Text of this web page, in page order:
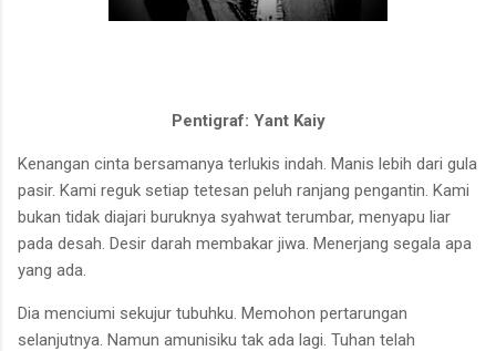
Pentigraf: Yant Kaiy
Kenangan cinta bersamanya terlukis indah. Manis lebih dari gula
pasir. Kami reguk setiap tetesan peluh ranjang pengantin. Kami
bukan tidak diajari buruknya syahwat terumbar, menyapu liar
pada desah. Desir darah membakar jiwa. Menerjang segala apa
yang ada.
Dia menciumi sekujur tubuhku. Memohon pertarungan
selanjutnya. Namun amunisiku tak ada lagi. Tuhan telah